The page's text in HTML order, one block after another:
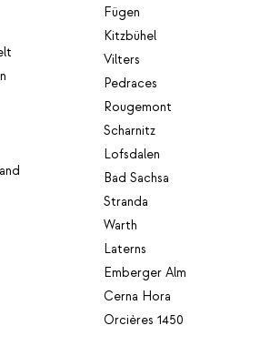
Fügen
Kitzbühel
Vilters
Pedraces
Rougemont
Scharnitz
Lofsdalen
Bad Sachsa
Stranda
Warth
Laterns
Emberger Alm
Cerna Hora
Orcières 1450